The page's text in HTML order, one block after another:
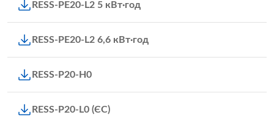
RESS-PE20-L2 5 кВт·год
RESS-PE20-L2 6,6 кВт·год
RESS-P20-H0
RESS-P20-L0 (ЄС)